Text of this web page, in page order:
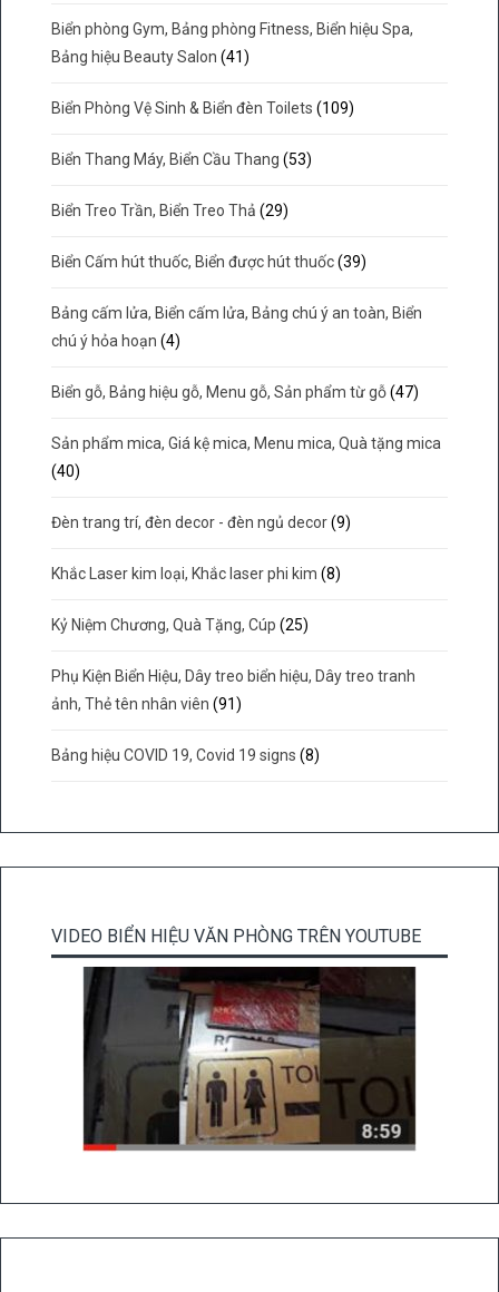
Biển phòng Gym, Bảng phòng Fitness, Biển hiệu Spa,
Bảng hiệu Beauty Salon (41)
Biển Phòng Vệ Sinh & Biển đèn Toilets (109)
Biển Thang Máy, Biển Cầu Thang (53)
Biển Treo Trần, Biển Treo Thả (29)
Biển Cấm hút thuốc, Biển được hút thuốc (39)
Bảng cấm lửa, Biển cấm lửa, Bảng chú ý an toàn, Biển
chú ý hỏa hoạn (4)
Biển gỗ, Bảng hiệu gỗ, Menu gỗ, Sản phẩm từ gỗ (47)
Sản phẩm mica, Giá kệ mica, Menu mica, Quà tặng mica
(40)
Đèn trang trí, đèn decor - đèn ngủ decor (9)
Khắc Laser kim loại, Khắc laser phi kim (8)
Kỷ Niệm Chương, Quà Tặng, Cúp (25)
Phụ Kiện Biển Hiệu, Dây treo biển hiệu, Dây treo tranh
ảnh, Thẻ tên nhân viên (91)
Bảng hiệu COVID 19, Covid 19 signs (8)
VIDEO BIỂN HIỆU VĂN PHÒNG TRÊN YOUTUBE